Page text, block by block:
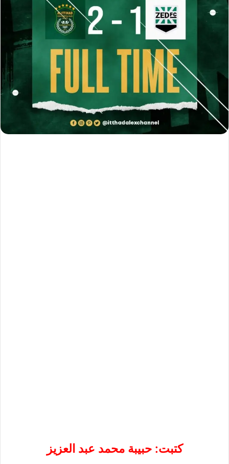
كتبت: حبيبة محمد عبد العزيز